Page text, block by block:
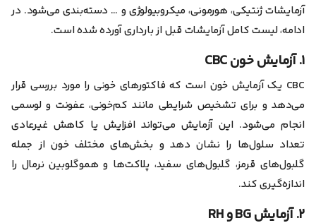
آزمایشات ژنتیکی، هورمونی، میکروبیولوژی و … دسته‌بندی می‌شود. در
ادامه، لیست کامل آزمایشات قبل از بارداری آورده شده است.
۱. آزمایش خون CBC
CBC یک آزمایش خون است که فاکتور‌های خونی را مورد بررسی قرار
می‌دهد و برای تشخیص شرایطی مانند کم‌خونی، عفونت و لوسمی
انجام می‌شود. این آزمایش می‌تواند افزایش یا کاهش غیرعادی
تعداد سلول‌ها را نشان دهد و بخش‌های مختلف خون از جمله
گلبول‌های قرمز، گلبول‌های سفید، پلاکت‌ها و هموگلوبین نرمال را
اندازه‌گیری کند.
۲. آزمایش BG و RH